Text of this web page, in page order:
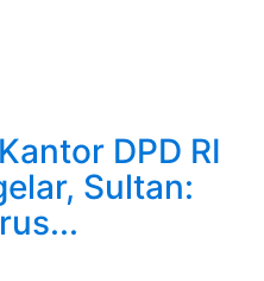
DPD RI
Sultan: